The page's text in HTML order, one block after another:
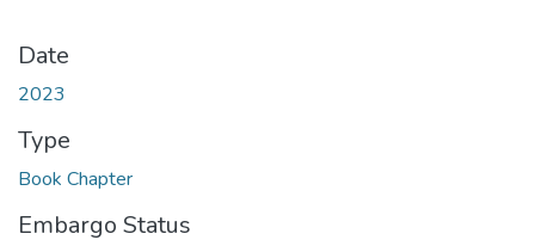
Date
2023
Type
Book Chapter
Embargo Status